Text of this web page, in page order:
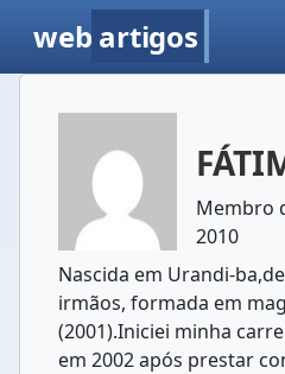
web artigos
Membro
2010
Nascida em Urandi-
irmãos, formada em
(2001).Iniciei minha
em 2002 após prestar